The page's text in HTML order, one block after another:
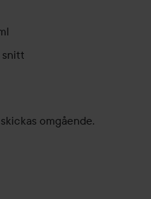
snitt
omgående.